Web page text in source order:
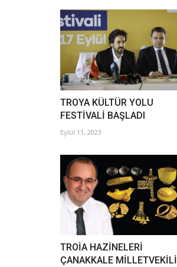
TROYA KÜLTÜR YOLU
FESTİVALİ BAŞLADI
Eylül 11, 2023
TROİA HAZİNELERİ
ÇANAKKALE MİLLETVEKİLİ